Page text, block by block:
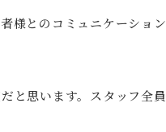
とのコミュニケーショ
と思います。スタッフ全